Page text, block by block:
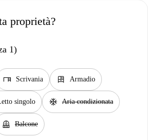
proprietà?
1)
desk Scrivania dresser Armadio
singolo ac_unit Aria condizionata
balcony Balcone